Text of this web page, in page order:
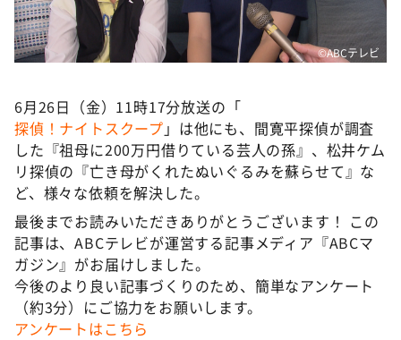
©️ABCテレビ
6月26日（金）11時17分放送の「
探偵！ナイトスクープ 」は他にも、間寛平探偵が調査
した『祖母に200万円借りている芸人の孫』、松井ケム
リ探偵の『亡き母がくれたぬいぐるみを蘇らせて』な
ど、様々な依頼を解決した。
最後までお読みいただきありがとうございます！ この
記事は、ABCテレビが運営する記事メディア『ABCマ
ガジン』がお届けしました。
今後のより良い記事づくりのため、簡単なアンケート
（約3分）にご協力をお願いします。
アンケートはこちら